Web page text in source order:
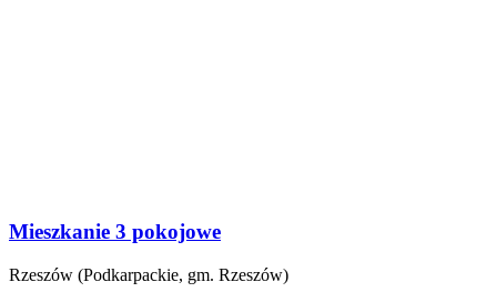
Mieszkanie 3 pokojowe
Rzeszów (Podkarpackie, gm. Rzeszów)